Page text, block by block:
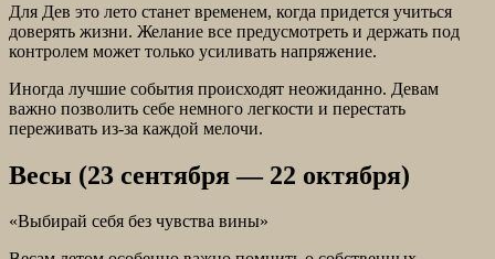
Для Дев это лето станет временем, когда придется учиться
доверять жизни. Желание все предусмотреть и держать под
контролем может только усиливать напряжение.
Иногда лучшие события происходят неожиданно. Девам
важно позволить себе немного легкости и перестать
переживать из-за каждой мелочи.
Весы (23 сентября — 22 октября)
«Выбирай себя без чувства вины»